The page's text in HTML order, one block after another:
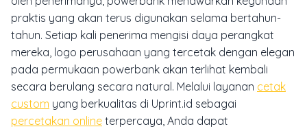
praktis yang akan terus digunakan selama bertahun-
tahun. Setiap kali penerima mengisi daya perangkat
mereka, logo perusahaan yang tercetak dengan elegan
pada permukaan powerbank akan terlihat kembali
secara berulang secara natural. Melalui layanan cetak
custom yang berkualitas di Uprint.id sebagai
percetakan online terpercaya, Anda dapat